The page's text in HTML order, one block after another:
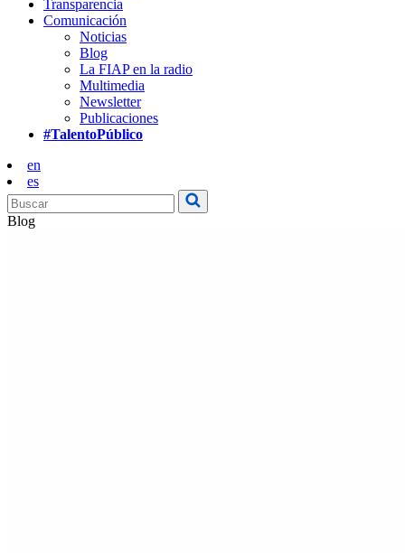
Transparencia
Comunicación
Noticias
Blog
La FIAP en la radio
Multimedia
Newsletter
Publicaciones
#TalentoPúblico
en
es
Blog